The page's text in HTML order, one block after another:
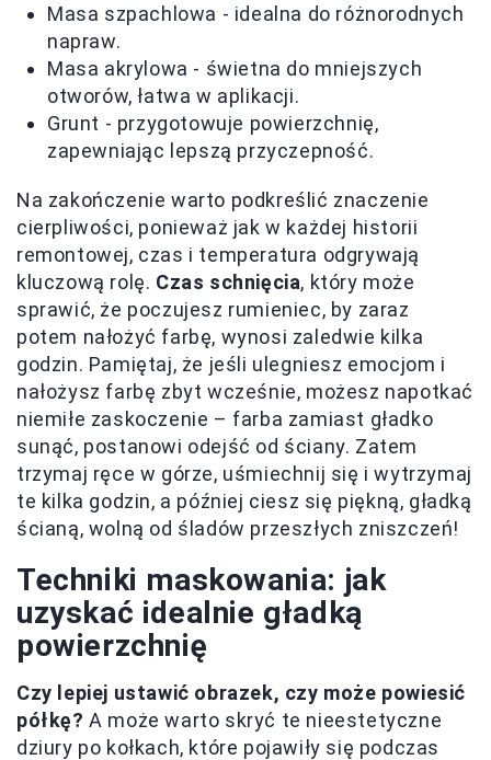
Masa szpachlowa - idealna do różnorodnych
napraw.
Masa akrylowa - świetna do mniejszych
otworów, łatwa w aplikacji.
Grunt - przygotowuje powierzchnię,
zapewniając lepszą przyczepność.
Na zakończenie warto podkreślić znaczenie
cierpliwości, ponieważ jak w każdej historii
remontowej, czas i temperatura odgrywają
kluczową rolę. Czas schnięcia, który może
sprawić, że poczujesz rumieniec, by zaraz
potem nałożyć farbę, wynosi zaledwie kilka
godzin. Pamiętaj, że jeśli ulegniesz emocjom i
nałożysz farbę zbyt wcześnie, możesz napotkać
niemiłe zaskoczenie – farba zamiast gładko
sunąć, postanowi odejść od ściany. Zatem
trzymaj ręce w górze, uśmiechnij się i wytrzymaj
te kilka godzin, a później ciesz się piękną, gładką
ścianą, wolną od śladów przeszłych zniszczeń!
Techniki maskowania: jak
uzyskać idealnie gładką
powierzchnię
Czy lepiej ustawić obrazek, czy może powiesić
półkę? A może warto skryć te nieestetyczne
dziury po kołkach, które pojawiły się podczas